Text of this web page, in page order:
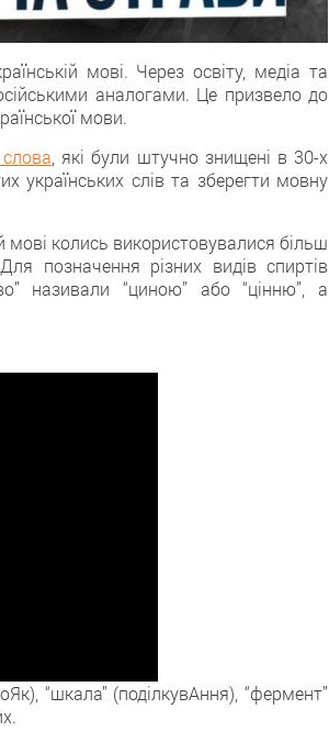
мові. Через освіту, медіа та
аналогами. Це призвело до
мови.
, які були штучно знищені в 30-х
українських слів та зберегти мовну
мові колись використовувалися більш
позначення різних видів спиртів
називали “циною” або “цінню”, а
“шкала” (поділкувАння), “фермент”